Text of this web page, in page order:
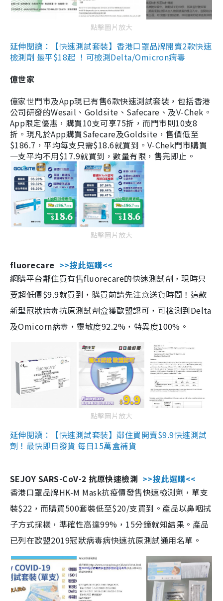
點擊圖片放大
延伸閱讀：【快速測試套裝】香港口罩品牌開賣2款快速
檢測劑 最平$18起 ！可檢測Delta/Omicron病毒
億世家
億家世門市及App現已有售6款快速測試套裝，包括香港
公司研發的Wesail、Goldsite、Safecare、及V-Chek。
App限定優惠，購買10支可享75折，而門市則10支8
折。現凡於App購買Safecare及Goldsite，售價低至
$186.7，平均每支只需$18.6就買到。V-Chek門市購買
一支平均不用$17.9就買到，數量有限，售完即止。
點擊圖片放大
fluorecare >>按此選購<<
網購平台鄰住買有售fluorecare的快速測試劑，現時只
要超低價$9.9就買到，購買前請先注意送貨時間！這款
新型冠狀病毒抗原測試劑盒獲歐盟認可，可檢測到Delta
及Omicorn病毒，靈敏度92.2%，特異度100%。
點擊圖片放大
延伸閱讀：【快速測試套裝】鄰住買開賣$9.9快速測試
劑！最快即日發貨 每日15萬盒補貨
SEJOY SARS-CoV-2 抗原快速檢測 >>按此選購<<
香港口罩品牌HK-M Mask抗疫價發售快速檢測劑，單支
裝$22，而購買500套裝低至$20/支買到。產品以鼻咽拭
子方式採樣，準確性高達99%，15分鐘就知結果。產品
已列在歐盟2019冠狀病毒病快速抗原測試通用名單。